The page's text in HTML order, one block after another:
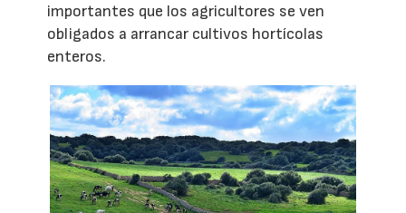
importantes que los agricultores se ven
obligados a arrancar cultivos hortícolas
enteros.